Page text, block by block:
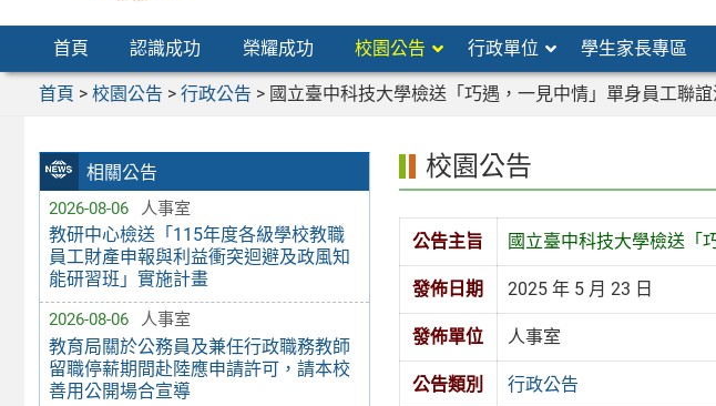
首頁 認識成功 榮耀成功 校園公告 行政單位 學生家長專區
首頁 > 校園公告 > 行政公告 > 國立臺中科技大學檢送「巧遇，一見中情」單身員工聯
相關公告
2026-08-06 人事室
教研中心檢送「115年度各級學校教職
員工財產申報與利益衝突迴避及政風知
能研習班」實施計畫
2026-08-06 人事室
教育局關於公務員及兼任行政職務教師
留職停薪期間赴陸應申請許可，請本校
善用公開場合宣導
校園公告
公告主旨 國立臺中科技大學檢送「
發佈日期 2025 年 5 月 23 日
發佈單位 人事室
公告類別 行政公告